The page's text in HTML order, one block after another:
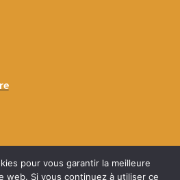
pour vous garantir la meilleure
web. Si vous continuez à utiliser ce